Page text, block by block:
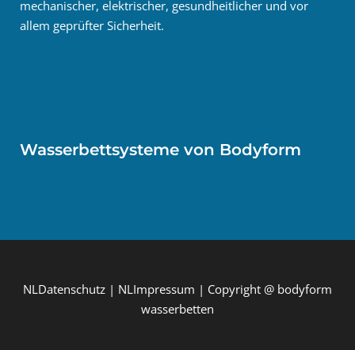
mechanischer, elektrischer, gesundheitlicher und vor
allem geprüfter Sicherheit.
Wasserbettsysteme von Bodyform
NLDatenschutz | NLImpressum | Copyright @ bodyform
wasserbetten